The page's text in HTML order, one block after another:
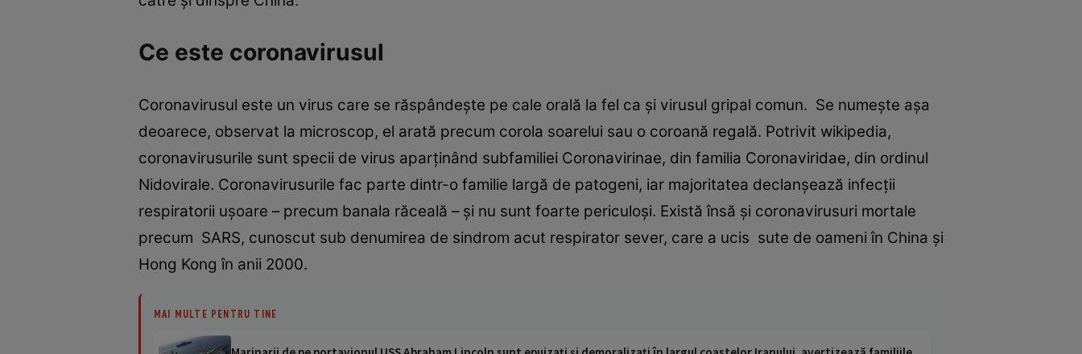
Ce este coronavirusul
Coronavirusul este un virus care se răspândește pe cale orală la fel ca și virusul gripal comun. Se numește așa
deoarece, observat la microscop, el arată precum corola soarelui sau o coroană regală. Potrivit wikipedia,
coronavirusurile sunt specii de virus aparținând subfamiliei Coronavirinae, din familia Coronaviridae, din ordinul
Nidovirale. Coronavirusurile fac parte dintr-o familie largă de patogeni, iar majoritatea declanșează infecții
respiratorii ușoare – precum banala răceală – și nu sunt foarte periculoși. Există însă și coronavirusuri mortale
precum SARS, cunoscut sub denumirea de sindrom acut respirator sever, care a ucis sute de oameni în China și
Hong Kong în anii 2000.
MAI MULTE PENTRU TINE